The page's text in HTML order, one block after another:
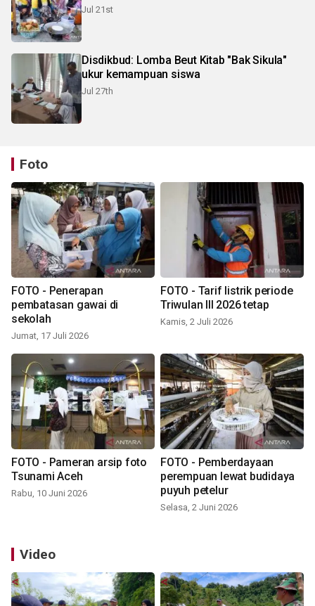
Jul 21st
Disdikbud: Lomba Beut Kitab "Bak Sikula"
ukur kemampuan siswa
Jul 27th
Foto
FOTO - Penerapan
pembatasan gawai di
sekolah
Jumat, 17 Juli 2026
FOTO - Tarif listrik periode
Triwulan III 2026 tetap
Kamis, 2 Juli 2026
FOTO - Pameran arsip foto
Tsunami Aceh
Rabu, 10 Juni 2026
FOTO - Pemberdayaan
perempuan lewat budidaya
puyuh petelur
Selasa, 2 Juni 2026
Video